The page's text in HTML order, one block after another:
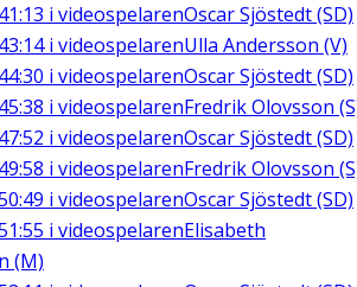
41:13 i videospelarenOscar Sjöstedt (SD)
43:14i videospelarenUlla Andersson (V)
44:30 i videospelarenOscar Sjöstedt (SD)
45:38 i videospelarenFredrik Olovsson
47:52 i videospelarenOscar Sjöstedt (SD)
49:58 i videospelarenFredrik Olovsson
i videospelarenOscar Sjöstedt (SD)
i videospelarenElisabeth
(M)